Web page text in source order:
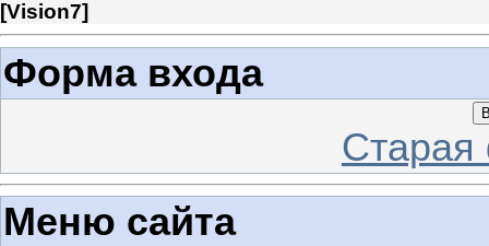
[Vision7]
Форма входа
Меню сайта